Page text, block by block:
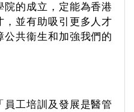
的成立，定能為香港
並有助吸引更多人才
共衞生和加強我們的
工培訓及發展是醫管